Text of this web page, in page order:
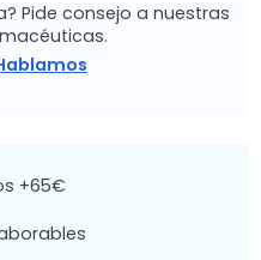
Pide consejo a nuestras
+65€